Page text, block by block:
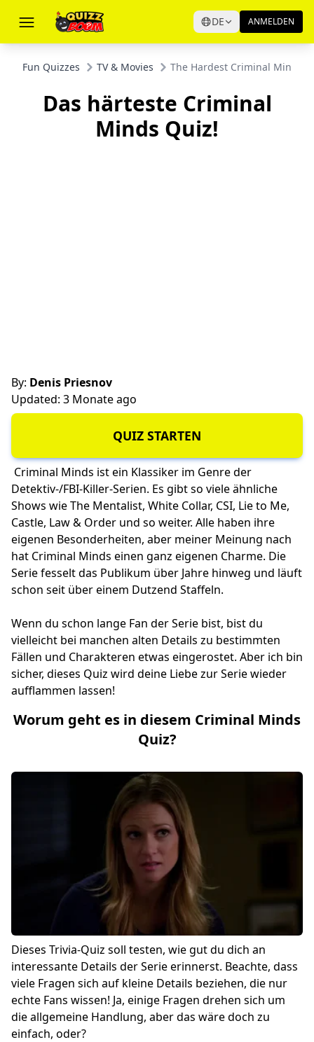
DE ANMELDEN
Fun Quizzes TV & Movies The Hardest Criminal Minds
Das härteste Criminal
Minds Quiz!
By: Denis Priesnov
Updated: 3 Monate ago
QUIZ STARTEN
Criminal Minds ist ein Klassiker im Genre der
Detektiv-/FBI-Killer-Serien. Es gibt so viele ähnliche
Shows wie The Mentalist, White Collar, CSI, Lie to Me,
Castle, Law & Order und so weiter. Alle haben ihre
eigenen Besonderheiten, aber meiner Meinung nach
hat Criminal Minds einen ganz eigenen Charme. Die
Serie fesselt das Publikum über Jahre hinweg und läuft
schon seit über einem Dutzend Staffeln.
Wenn du schon lange Fan der Serie bist, bist du
vielleicht bei manchen alten Details zu bestimmten
Fällen und Charakteren etwas eingerostet. Aber ich bin
sicher, dieses Quiz wird deine Liebe zur Serie wieder
aufflammen lassen!
Worum geht es in diesem Criminal Minds
Quiz?
Dieses Trivia-Quiz soll testen, wie gut du dich an
interessante Details der Serie erinnerst. Beachte, dass
viele Fragen sich auf kleine Details beziehen, die nur
echte Fans wissen! Ja, einige Fragen drehen sich um
die allgemeine Handlung, aber das wäre doch zu
einfach, oder?